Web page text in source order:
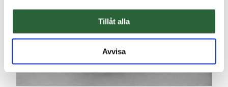
Tillåt alla
Avvisa